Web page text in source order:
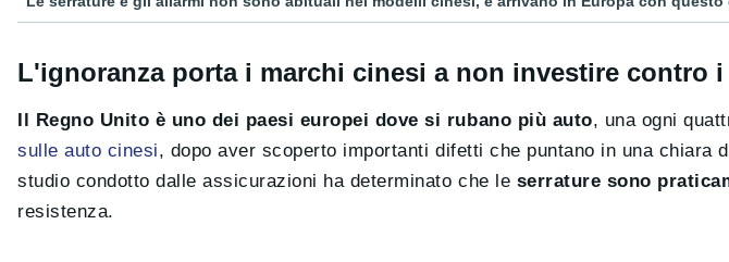
L'ignoranza porta i marchi cinesi a non investire contro i
Il Regno Unito è uno dei paesi europei dove si rubano più auto, una ogni
sulle auto cinesi, dopo aver scoperto importanti difetti che puntano in una chiara
studio condotto dalle assicurazioni ha determinato che le serrature sono
resistenza.